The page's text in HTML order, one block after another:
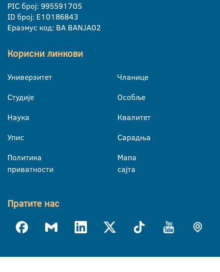
PIC број: 995591705
ID број: E10186843
Еразмус код: BA BANJA02
Корисни линкови
Универзитет
Студије
Наука
Упис
Политика
приватности
Чланице
Особље
Квалитет
Сарадња
Мапа
сајта
Пратите нас